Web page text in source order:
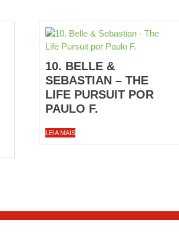
10. BELLE &
SEBASTIAN – THE
LIFE PURSUIT POR
PAULO F.
LEIA MAIS